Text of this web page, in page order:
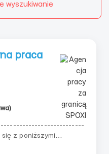
wyszukiwanie
praca
z poniższymi